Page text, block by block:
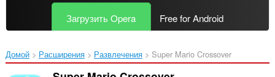
Загрузить Opera Free for Android
Домой Расширения Развлечения Super Mario Crossover‎